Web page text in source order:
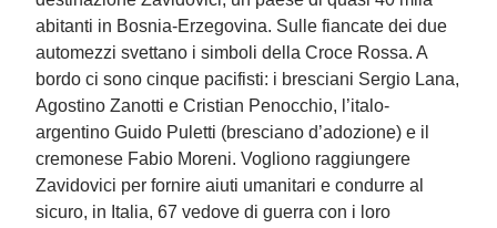
abitanti in Bosnia-Erzegovina. Sulle fiancate dei due
automezzi svettano i simboli della Croce Rossa. A
bordo ci sono cinque pacifisti: i bresciani Sergio Lana,
Agostino Zanotti e Cristian Penocchio, l’italo-
argentino Guido Puletti (bresciano d’adozione) e il
cremonese Fabio Moreni. Vogliono raggiungere
Zavidovici per fornire aiuti umanitari e condurre al
sicuro, in Italia, 67 vedove di guerra con i loro